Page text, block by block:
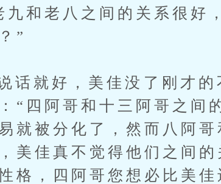
九和老八之间的关系很好
”
好，美佳没了刚才的
“四阿哥和十三阿哥之间
就被分化了，然而八阿
美佳真不觉得他们之间
格，四阿哥您想必比美